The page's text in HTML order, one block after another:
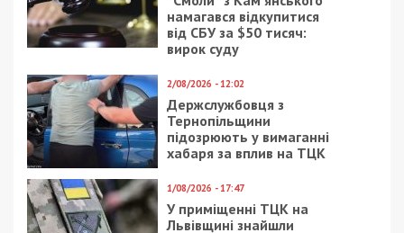
Приєднатися
Читайте також
Предыдущая статья:
Татьяна Лампика: Быть экологичными
дорого, но выгода очевидна